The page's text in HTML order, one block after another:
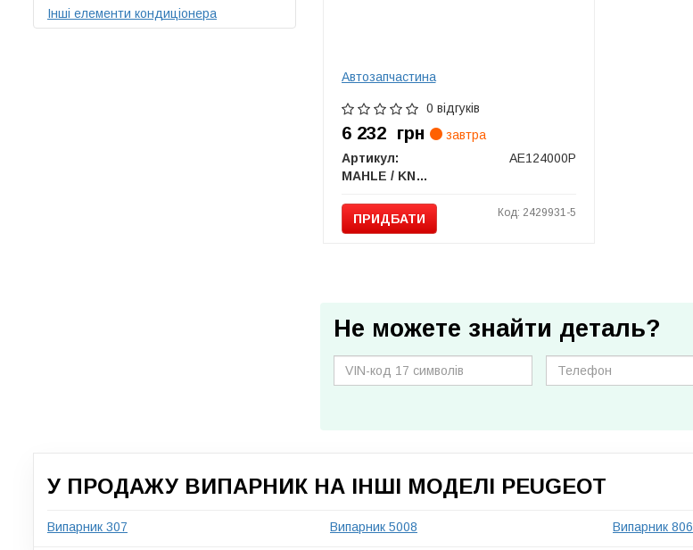
Інші елементи кондиціонера
Автозапчастина
0 відгуків
6 232 грн
завтра
Артикул:
AE124000P
MAHLE / KNECHT
ПРИДБАТИ Код: 2429931-5
Не можете знайти деталь?
У ПРОДАЖУ ВИПАРНИК НА ІНШІ МОДЕЛІ PEUGEOT
Випарник 307 Випарник 5008 Випарник 806